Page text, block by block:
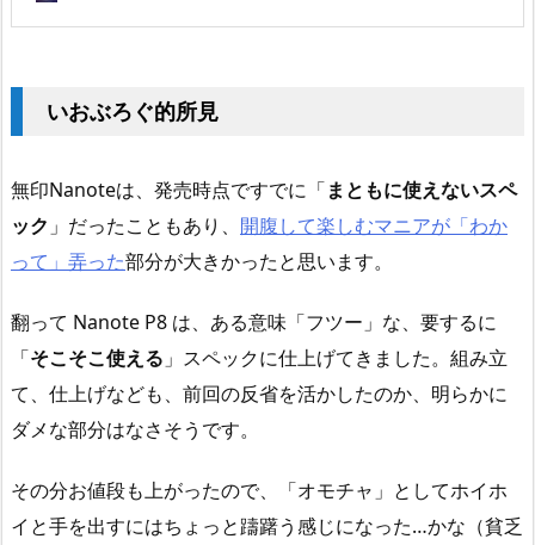
いおぶろぐ的所見
無印Nanoteは、発売時点ですでに「まともに使えないスペ
ック 」だったこともあり、 開腹して楽しむマニアが「わか
って」弄った部分が大きかったと思います。
翻って Nanote P8 は、ある意味「フツー」な、要するに
「そこそこ使える 」スペックに仕上げてきました。組み立
て、仕上げなども、前回の反省を活かしたのか、明らかに
ダメな部分はなさそうです。
その分お値段も上がったので、「オモチャ」としてホイホ
イと手を出すにはちょっと躊躇う感じになった…かな（貧乏